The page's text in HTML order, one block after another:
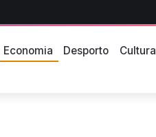
Economia Desporto Cultura